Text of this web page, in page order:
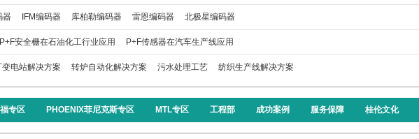
器 IFM编码器 库柏勒编码器 雷恩编码器 北极星编码器
P+F安全栅在石油化工行业应用 P+F传感器在汽车生产线应用
变电站解决方案 转炉自动化解决方案 污水处理工艺 纺织生产线解决方案
专区 PHOENIX菲尼克斯专区 MTL专区 工程部 成功案例 服务保障 桂伦文化